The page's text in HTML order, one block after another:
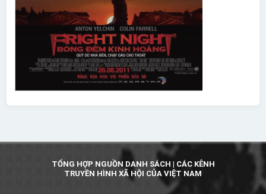
TỔNG HỢP NGUỒN DANH SÁCH | CÁC KÊNH
TRUYỀN HÌNH XÃ HỘI CỦA VIỆT NAM